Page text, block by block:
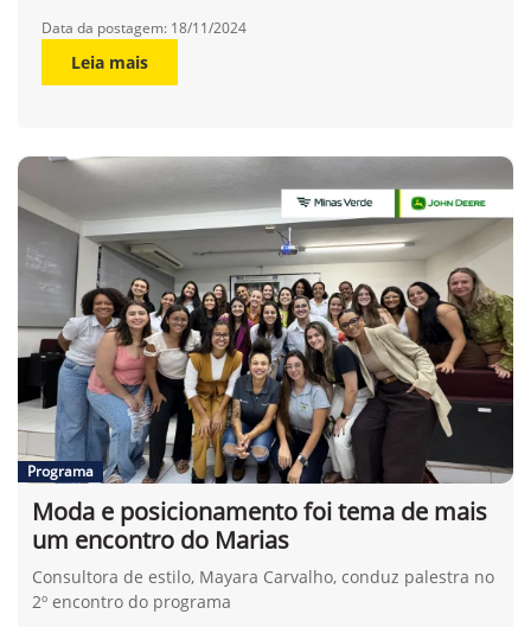
Leia mais
Data da postagem: 18/11/2024
Programa
Moda e posicionamento foi tema de mais
um encontro do Marias
Consultora de estilo, Mayara Carvalho, conduz palestra no
2º encontro do programa